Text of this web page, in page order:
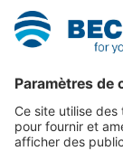
Volets roulants
Protections solaires
Autres applications
Contact